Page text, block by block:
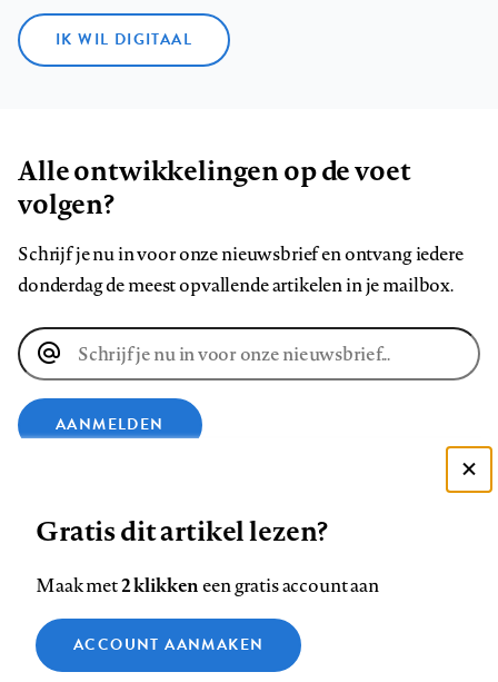
IK WIL DIGITAAL
Alle ontwikkelingen op de voet
volgen?
Schrijf je nu in voor onze nieuwsbrief en ontvang iedere
donderdag de meest opvallende artikelen in je mailbox.
E-
mailadres
AANMELDEN
op
Facebook
op
LinkedIn
op
Bluesky
ons
op
InstagramYouTube
Footer
Contact Colofon Disclaimer Privacy
Medische vragen verdienen
Zie onze cookie policy
Analytische cookies
Gratis dit artikel lezen?
Maak met2 klikkeneen gratis account aan
ACCOUNT AANMAKEN